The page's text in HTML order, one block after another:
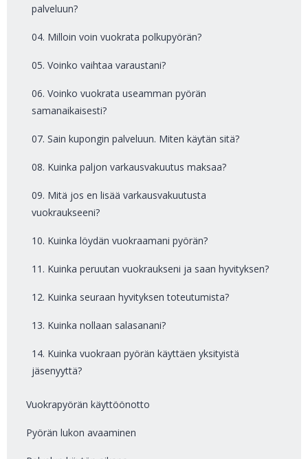
palveluun?
04. Milloin voin vuokrata polkupyörän?
05. Voinko vaihtaa varaustani?
06. Voinko vuokrata useamman pyörän
samanaikaisesti?
07. Sain kupongin palveluun. Miten käytän sitä?
08. Kuinka paljon varkausvakuutus maksaa?
09. Mitä jos en lisää varkausvakuutusta
vuokraukseeni?
10. Kuinka löydän vuokraamani pyörän?
11. Kuinka peruutan vuokraukseni ja saan hyvityksen?
12. Kuinka seuraan hyvityksen toteutumista?
13. Kuinka nollaan salasanani?
14. Kuinka vuokraan pyörän käyttäen yksityistä
jäsenyyttä?
Vuokrapyörän käyttöönotto
Pyörän lukon avaaminen